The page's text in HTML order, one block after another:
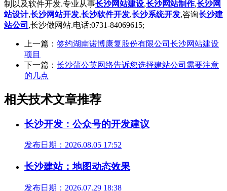
制以及软件开发.专业从事长沙网站建设,长沙网站制作,长沙网
站设计,长沙网站开发,长沙软件开发,长沙系统开发,咨询长沙建
站公司 ,长沙做网站.电话:0731-84069615;
上一篇： 签约湖南诺博康复股份有限公司长沙网站建设
项目
下一篇： 长沙蒲公英网络告诉您选择建站公司需要注意
的几点
相关技术文章推荐
长沙开发：公众号的开发建议
发布日期：2026.08.05 17:52
长沙建站：地图动态效果
发布日期：2026.07.29 18:38